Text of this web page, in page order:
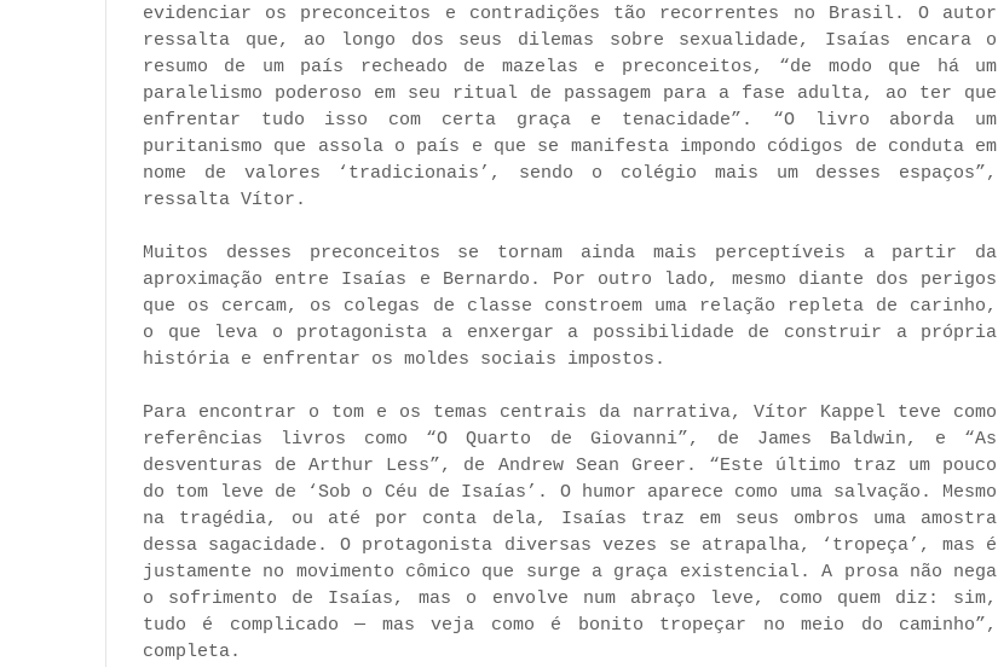
evidenciar os preconceitos e contradições tão recorrentes no Brasil. O autor
ressalta que, ao longo dos seus dilemas sobre sexualidade, Isaías encara o
resumo de um país recheado de mazelas e preconceitos, “de modo que há um
paralelismo poderoso em seu ritual de passagem para a fase adulta, ao ter que
enfrentar tudo isso com certa graça e tenacidade”. “O livro aborda um
puritanismo que assola o país e que se manifesta impondo códigos de conduta em
nome de valores ‘tradicionais’, sendo o colégio mais um desses espaços”,
ressalta Vítor.
Muitos desses preconceitos se tornam ainda mais perceptíveis a partir da
aproximação entre Isaías e Bernardo. Por outro lado, mesmo diante dos perigos
que os cercam, os colegas de classe constroem uma relação repleta de carinho,
o que leva o protagonista a enxergar a possibilidade de construir a própria
história e enfrentar os moldes sociais impostos.
Para encontrar o tom e os temas centrais da narrativa, Vítor Kappel teve como
referências livros como “O Quarto de Giovanni”, de James Baldwin, e “As
desventuras de Arthur Less”, de Andrew Sean Greer. “Este último traz um pouco
do tom leve de ‘Sob o Céu de Isaías’. O humor aparece como uma salvação. Mesmo
na tragédia, ou até por conta dela, Isaías traz em seus ombros uma amostra
dessa sagacidade. O protagonista diversas vezes se atrapalha, ‘tropeça’, mas é
justamente no movimento cômico que surge a graça existencial. A prosa não nega
o sofrimento de Isaías, mas o envolve num abraço leve, como quem diz: sim,
tudo é complicado — mas veja como é bonito tropeçar no meio do caminho”,
completa.